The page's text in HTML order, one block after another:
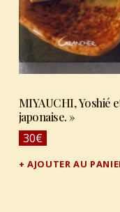
MIYAUCHI, Yoshié
japonaise. »
30€
AJOUTER AU